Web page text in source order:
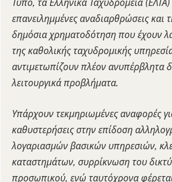
Τύπο, τα Ελληνικά Ταχυδρομεία
επανειλημμένες αναδιαρθρώσεις και
δημόσια χρηματοδότηση που έχουν
της καθολικής ταχυδρομικής
αντιμετωπίζουν πλέον ανυπέρβλητα
λειτουργικά προβλήματα.
Υπάρχουν τεκμηριωμένες αναφορές
καθυστερήσεις στην επίδοση
λογαριασμών βασικών υπηρεσιών,
καταστημάτων, συρρίκνωση του
προσωπικού, ενώ ταυτόχρονα φέρεται